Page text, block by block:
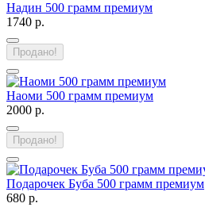
Надин 500 грамм премиум
1740 р.
Продано!
Наоми 500 грамм премиум
2000 р.
Продано!
Подарочек Буба 500 грамм премиум
680 р.